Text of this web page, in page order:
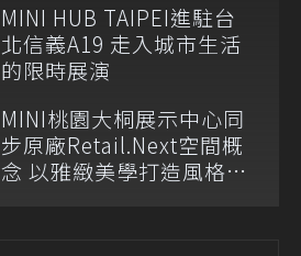
MINI HUB TAIPEI進駐台
北信義A19 走入城市生活
的限時展演
MINI桃園大桐展示中心同
步原廠Retail.Next空間概
念 以雅緻美學打造風格據